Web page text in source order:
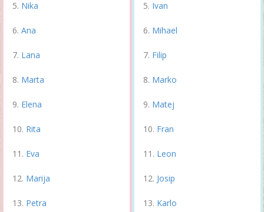
Nika
Ana
Lana
Marta
Elena
Rita
Eva
Marija
Petra
Ivan
Mihael
Filip
Marko
Matej
Fran
Leon
Josip
Karlo